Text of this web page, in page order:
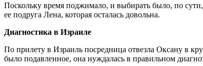
Поскольку время поджимало, и выбирать было, по сути,
ее подруга Лена, которая осталась довольна.
Диагностика в Израиле
По прилету в Израиль посредница отвезла Оксану в
было подавленное, она нуждалась в правильном